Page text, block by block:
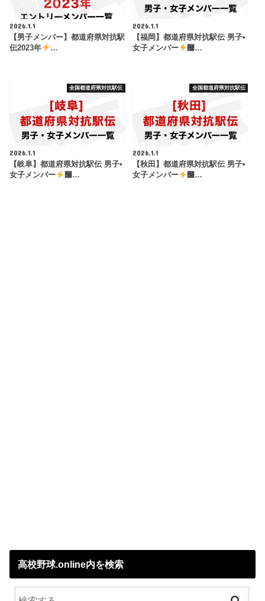
2026.1.1
【男子メンバー】都道府県対抗駅
伝2023年
…
2026.1.1
【福岡】都道府県対抗駅伝 男子•
女子メンバー
࿠…
全国都道府県対抗駅伝
2026.1.1
【岐阜】都道府県対抗駅伝 男子•
女子メンバー
࿠…
全国都道府県対抗駅伝
2026.1.1
【秋田】都道府県対抗駅伝 男子•
女子メンバー
࿠…
高校野球.online内を検索